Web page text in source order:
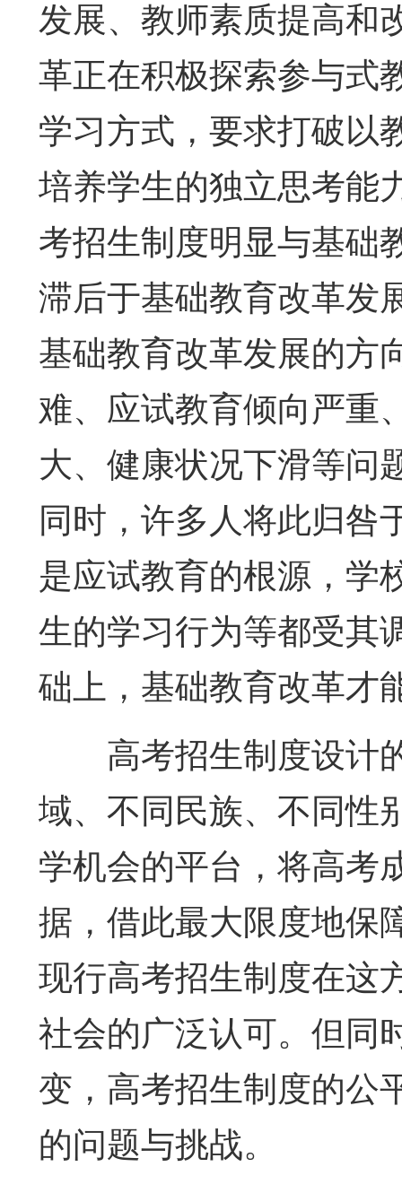
发展、教师素质提高和
革正在积极探索参与式
学习方式，要求打破以
培养学生的独立思考能
考招生制度明显与基础
滞后于基础教育改革发
基础教育改革发展的方
难、应试教育倾向严重
大、健康状况下滑等问
同时，许多人将此归咎
是应试教育的根源，学
生的学习行为等都受其
础上，基础教育改革才
高考招生制度设计
域、不同民族、不同性
学机会的平台，将高考
据，借此最大限度地保
现行高考招生制度在这
社会的广泛认可。但同
变，高考招生制度的公
的问题与挑战。